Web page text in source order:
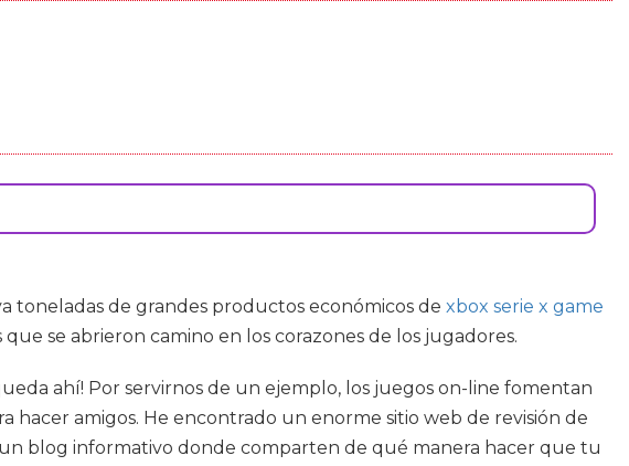
toneladas de grandes productos económicos de xbox serie x game
que se abrieron camino en los corazones de los jugadores.
ahí! Por servirnos de un ejemplo, los juegos on-line fomentan
hacer amigos. He encontrado un enorme sitio web de revisión de
blog informativo donde comparten de qué manera hacer que tu